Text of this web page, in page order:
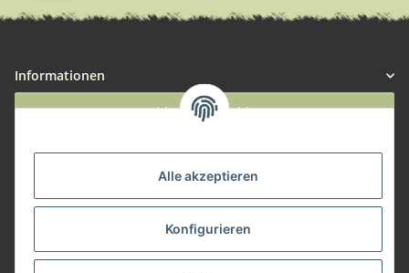
Alle akzeptieren
Konfigurieren
Informationen
Widerruf anmelden
Herstellerinformationen